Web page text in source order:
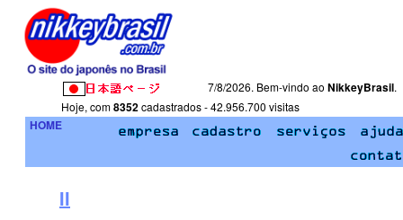
7/8/2026. Bem-vindo ao NikkeyBrasil.
Hoje, com8352cadastrados - 42.956.700 visitas
HOME
II